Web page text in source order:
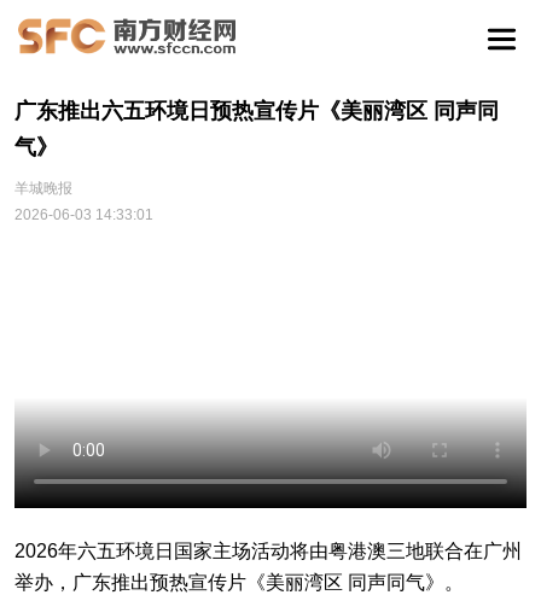
广东推出六五环境日预热宣传片《美丽湾区 同声同
气》
羊城晚报
2026-06-03 14:33:01
2026年六五环境日国家主场活动将由粤港澳三地联合在广州
举办，广东推出预热宣传片《美丽湾区 同声同气》。